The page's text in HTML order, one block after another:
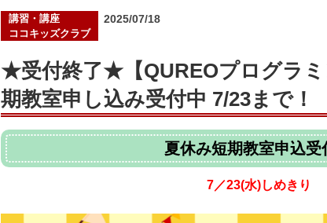
投
2025/07/18
講習・講座
ココキッズクラブ
★受付終了★【QUREOプログラミ
期教室申し込み受付中 7/23まで！
夏休み短期教室申込受
7／23(水)しめきり